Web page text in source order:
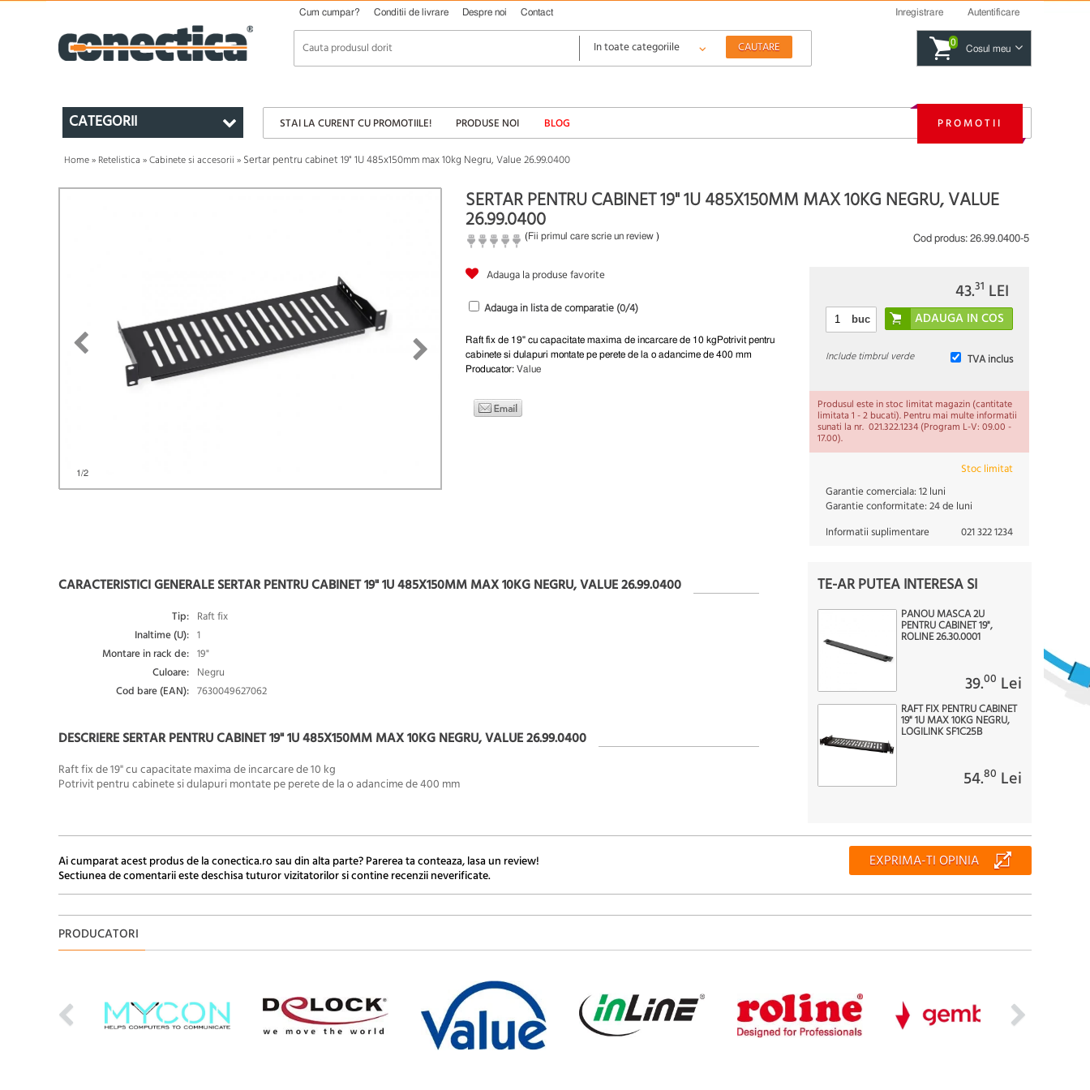
Cum cumpar? Conditii de livrare Despre noi Contact Inregistrare Autentificare
0
Cosul meu
CATEGORII STAI LA CURENT CU PROMOTIILE! PRODUSE NOI BLOG PROMOTII
Home» Retelistica »Cabinete si accesorii » Sertar pentru cabinet 19" 1U 485x150mm max 10kg Negru, Value 26.99.0400
1/2
SERTAR PENTRU CABINET 19" 1U 485X150MM MAX 10KG NEGRU, VALUE
26.99.0400
(Fii primul care scrie un review ) Cod produs: 26.99.0400-5
Adauga la produse favorite
Adauga in lista de comparatie (0/4)
Raft fix de 19" cu capacitate maxima de incarcare de 10 kgPotrivit pentru
cabinete si dulapuri montate pe perete de la o adancime de 400 mm
Producator: Value
43.31 LEI
buc
TVA inclus
Include timbrul verde
Produsul este in stoc limitat magazin (cantitate
limitata 1 - 2 bucati). Pentru mai multe informatii
sunati la nr. 021.322.1234 (Program L-V: 09.00 -
17.00).
Stoc limitat
Garantie comerciala:12 luni
Garantie conformitate:24 de luni
Informatii suplimentare
021 322 1234
CARACTERISTICI GENERALE SERTAR PENTRU CABINET 19" 1U 485X150MM MAX 10KG NEGRU, VALUE 26.99.0400
Tip: Raft fix
Inaltime (U): 1
Montare in rack de: 19"
Culoare: Negru
Cod bare (EAN): 7630049627062
DESCRIERE SERTAR PENTRU CABINET 19" 1U 485X150MM MAX 10KG NEGRU, VALUE 26.99.0400
Raft fix de 19" cu capacitate maxima de incarcare de 10 kg
Potrivit pentru cabinete si dulapuri montate pe perete de la o adancime de 400 mm
TE-AR PUTEA INTERESA SI
PANOU MASCA 2U
PENTRU CABINET 19",
ROLINE 26.30.0001
39.00 Lei
RAFT FIX PENTRU CABINET
19" 1U MAX 10KG NEGRU,
LOGILINK SF1C25B
54.80 Lei
Ai cumparat acest produs de la conectica.ro sau din alta parte? Parerea ta conteaza, lasa un review!
Sectiunea de comentarii este deschisa tuturor vizitatorilor si contine recenzii neverificate.
EXPRIMA-TI OPINIA
PRODUCATORI